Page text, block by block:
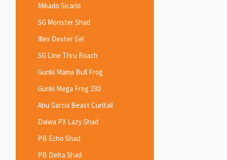
Mikado Sicario
SG Monster Shad
Illex Dexter Eel
SG Line Thru Roach
Gunki Mama Bull Frog
Gunki Mega Frog 230
Abu Garcia Beast Curltail
Daiwa PX Lazy Shad
PB Echo Shad
PB Delta Shad